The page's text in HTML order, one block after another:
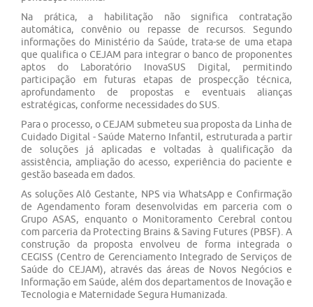
Na prática, a habilitação não significa contratação
automática, convênio ou repasse de recursos. Segundo
informações do Ministério da Saúde, trata-se de uma etapa
que qualifica o CEJAM para integrar o banco de proponentes
aptos do Laboratório InovaSUS Digital, permitindo
participação em futuras etapas de prospecção técnica,
aprofundamento de propostas e eventuais alianças
estratégicas, conforme necessidades do SUS.
Para o processo, o CEJAM submeteu sua proposta da Linha de
Cuidado Digital - Saúde Materno Infantil, estruturada a partir
de soluções já aplicadas e voltadas à qualificação da
assistência, ampliação do acesso, experiência do paciente e
gestão baseada em dados.
As soluções Alô Gestante, NPS via WhatsApp e Confirmação
de Agendamento foram desenvolvidas em parceria com o
Grupo ASAS, enquanto o Monitoramento Cerebral contou
com parceria da Protecting Brains & Saving Futures (PBSF). A
construção da proposta envolveu de forma integrada o
CEGISS (Centro de Gerenciamento Integrado de Serviços de
Saúde do CEJAM), através das áreas de Novos Negócios e
Informação em Saúde, além dos departamentos de Inovação e
Tecnologia e Maternidade Segura Humanizada.